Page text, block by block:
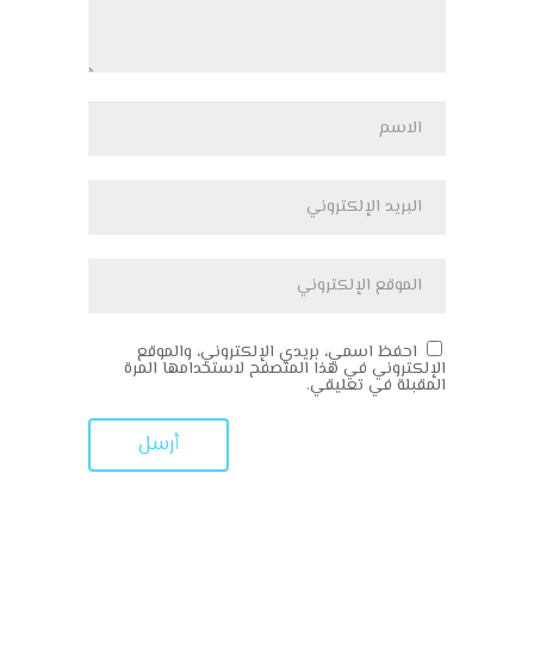
احفظ اسمي، بريدي الإلكتروني، والموقع
الإلكتروني في هذا المتصفح لاستخدامها المرة
المقبلة في تعليقي.